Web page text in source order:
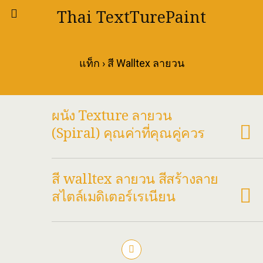
Thai TextTurePaint
แท็ก › สี Walltex ลายวน
ผนัง Texture ลายวน
(Spiral) คุณค่าที่คุณคู่ควร
สี walltex ลายวน สีสร้างลาย
สไตล์เมดิเตอร์เรเนียน